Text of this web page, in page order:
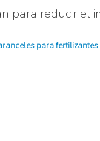
para reducir el
para